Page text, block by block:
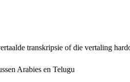
transkripsie of die vertaling
Arabies en Telugu